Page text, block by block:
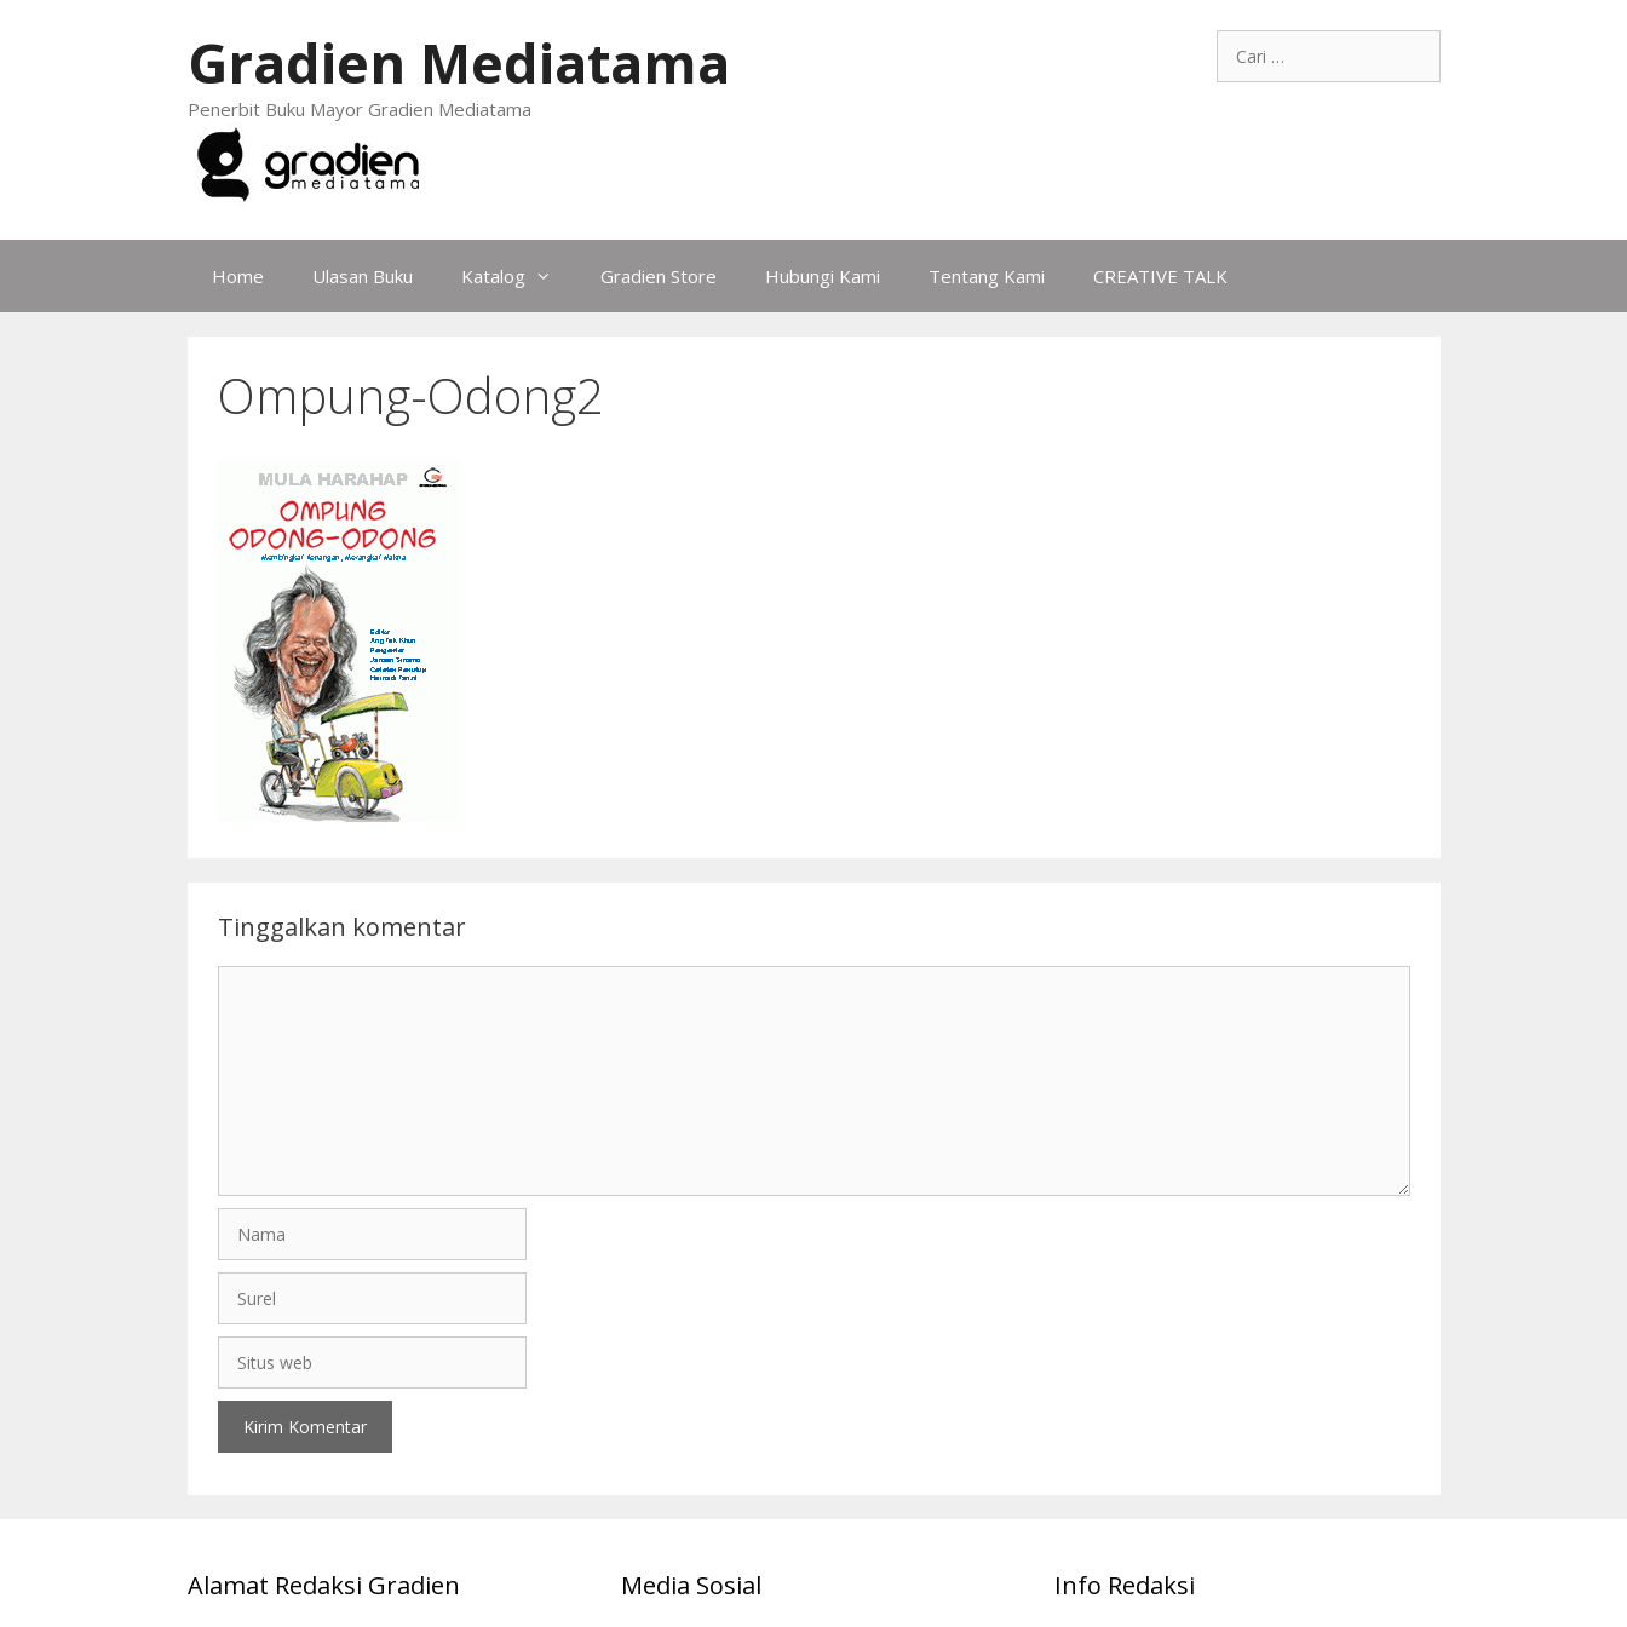
Gradien Mediatama
Penerbit Buku Mayor Gradien Mediatama
Home Ulasan Buku Katalog Gradien Store Hubungi Kami Tentang Kami CREATIVE TALK
Ompung-Odong2
Tinggalkan komentar
Alamat Redaksi Gradien Media Sosial Info Redaksi